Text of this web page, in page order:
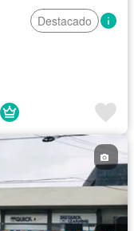
Destacado